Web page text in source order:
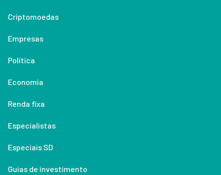
Criptomoedas
Empresas
Política
Economia
Renda fixa
Especialistas
Especiais SD
Guias de investimento